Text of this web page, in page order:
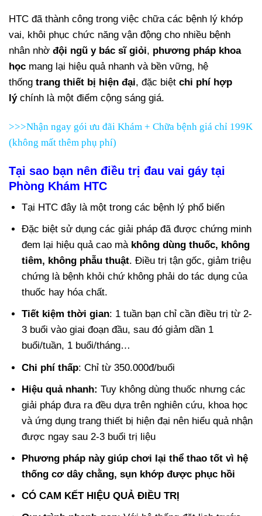
HTC đã thành công trong việc chữa các bệnh lý khớp
vai, khôi phục chức năng vận động cho nhiều bệnh
nhân nhờ đội ngũ y bác sĩ giỏi, phương pháp khoa
học mang lại hiệu quả nhanh và bền vững, hệ
thống trang thiết bị hiện đại, đặc biệt chi phí hợp
lýchính là một điểm cộng sáng giá.
>>>Nhận ngay gói ưu đãi Khám + Chữa bệnh giá chỉ 199K
(không mất thêm phụ phí)
Tại sao bạn nên điều trị đau vai gáy tại
Phòng Khám HTC
Tại HTC đây là một trong các bệnh lý phổ biến
Đặc biệt sử dụng các giải pháp đã được chứng minh
đem lại hiệu quả cao mà không dùng thuốc, không
tiêm, không phẫu thuật. Điều trị tận gốc, giảm triệu
chứng là bệnh khỏi chứ không phải do tác dụng của
thuốc hay hóa chất.
Tiết kiệm thời gian: 1 tuần bạn chỉ cần điều trị từ 2-
3 buổi vào giai đoạn đầu, sau đó giảm dần 1
buổi/tuần, 1 buổi/tháng…
Chi phí thấp: Chỉ từ 350.000đ/buổi
Hiệu quả nhanh: Tuy không dùng thuốc nhưng các
giải pháp đưa ra đều dựa trên nghiên cứu, khoa học
và ứng dụng trang thiết bị hiện đại nên hiểu quả nhận
được ngay sau 2-3 buổi trị liệu
Phương pháp này giúp chơi lại thể thao tốt vì hệ
thống cơ dây chằng, sụn khớp được phục hồi
CÓ CAM KẾT HIỆU QUẢ ĐIỀU TRỊ